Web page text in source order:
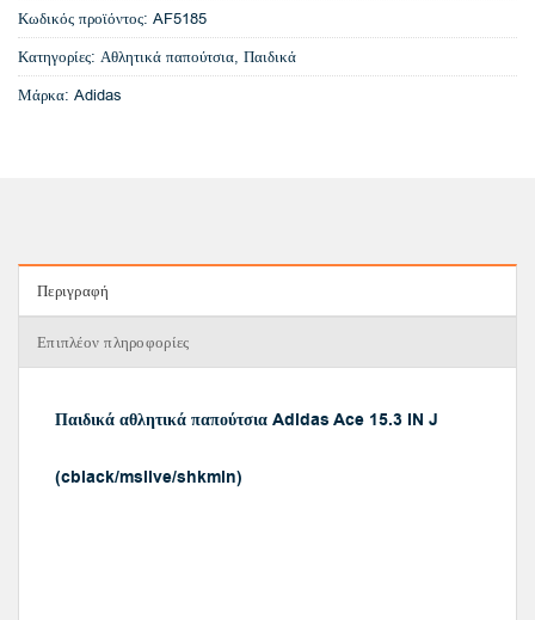
Κωδικός προϊόντος: AF5185
Κατηγορίες: Αθλητικά παπούτσια, Παιδικά
Μάρκα: Adidas
Περιγραφή
Επιπλέον πληροφορίες
Παιδικά αθλητικά παπούτσια Adidas Ace 15.3 IN J
(cblack/msilve/shkmin)